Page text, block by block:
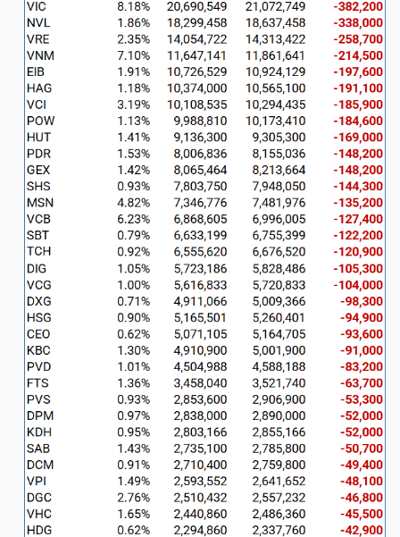
HÀNG
HÓA
KINH
TẾ
THẾ
GIỚI
ĐÔNG
DƯƠNG
TÀI
CHÍNH
CÁ
NHÂN